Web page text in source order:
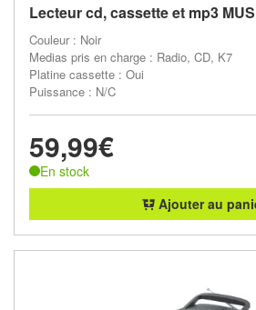
Lecteur cd, cassette et mp3
Couleur : Noir
Medias pris en charge : Radio, CD, K7
Platine cassette : Oui
Puissance : N/C
59,99€
En stock
Ajouter au